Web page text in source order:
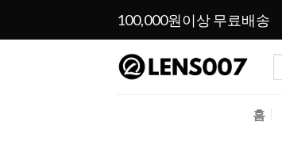
100,000원이상 무료배송
홈